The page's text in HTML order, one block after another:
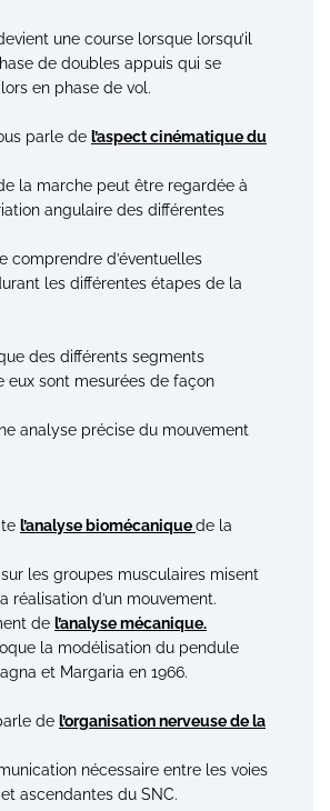
une course lorsque lorsqu’il
de doubles appuis qui se
en phase de vol.
parle de l’aspect cinématique du
la marche peut être regardée à
angulaire des différentes
comprendre d’éventuelles
les différentes étapes de la
des différents segments
eux sont mesurées de façon
analyse précise du mouvement
l’analyse biomécaniquede la
les groupes musculaires misent
réalisation d’un mouvement.
de l’analyse mécanique.
la modélisation du pendule
et Margaria en 1966.
de l’organisation nerveuse de la
nécessaire entre les voies
ascendantes du SNC.